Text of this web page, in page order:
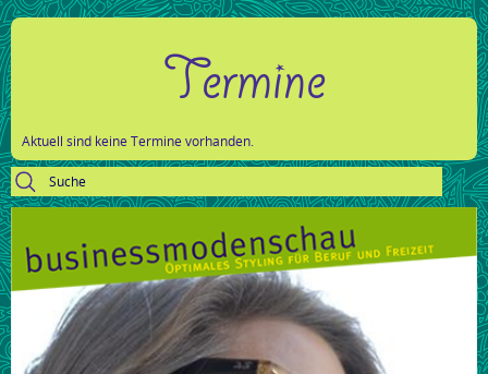
Termine
Aktuell sind keine Termine vorhanden.